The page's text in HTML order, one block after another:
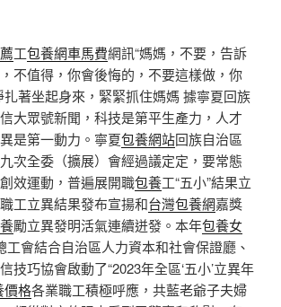
工包養網車馬費網訊“媽媽，不要，告訴
不值得，你會後悔的，不要這樣做，你
扎著坐起身來，緊緊抓住媽媽 據寧夏回族
大眾號新聞，科技是第平生產力，人才
是第一動力。寧夏包養網站回族自治區
次全委（擴展）會經過議定定，要常態
效運動，普遍展開職包養工“五小”結果立
工立異結果發布宣揚和台灣包養網嘉獎
勵立異發明活氣連續迸發。本年包養女
工會結合自治區人力資本和社會保證廳、
技巧協會啟動了“2023年全區‘五小’立異年
價格各業職工積極呼應，共藍老爺子夫婦